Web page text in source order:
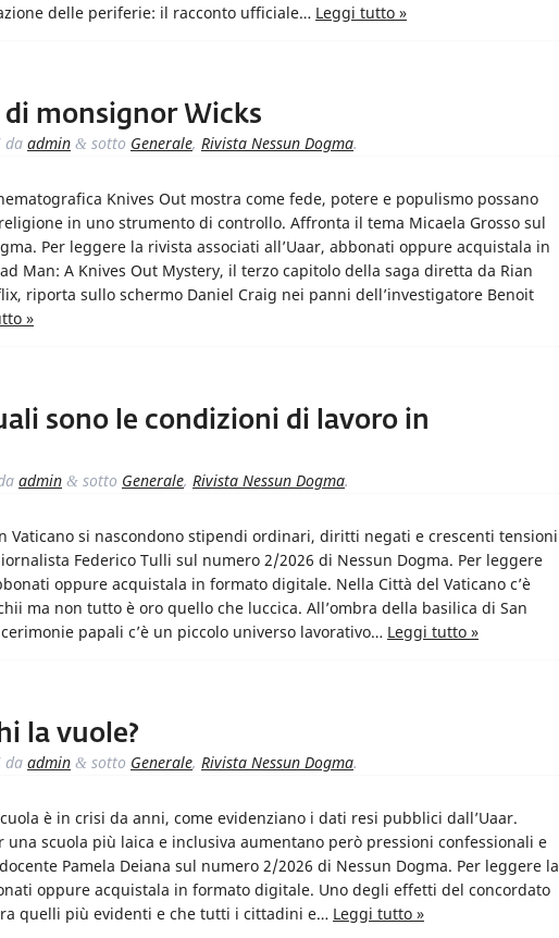
delle periferie: il racconto ufficiale… Leggi tutto »
di monsignor Wicks
da admin & sotto Generale, Rivista Nessun Dogma.
Knives Out mostra come fede, potere e populismo possano
in uno strumento di controllo. Affronta il tema Micaela Grosso sul
Per leggere la rivista associati all’Uaar, abbonati oppure acquistala in
Man: A Knives Out Mystery, il terzo capitolo della saga diretta da Rian
riporta sullo schermo Daniel Craig nei panni dell’investigatore Benoit
»
sono le condizioni di lavoro in
admin & sotto Generale, Rivista Nessun Dogma.
Vaticano si nascondono stipendi ordinari, diritti negati e crescenti tensioni
Federico Tulli sul numero 2/2026 di Nessun Dogma. Per leggere
oppure acquistala in formato digitale. Nella Città del Vaticano c’è
ma non tutto è oro quello che luccica. All’ombra della basilica di San
papali c’è un piccolo universo lavorativo… Leggi tutto »
la vuole?
da admin & sotto Generale, Rivista Nessun Dogma.
è in crisi da anni, come evidenziano i dati resi pubblici dall’Uaar.
una scuola più laica e inclusiva aumentano però pressioni confessionali e
Pamela Deiana sul numero 2/2026 di Nessun Dogma. Per leggere la
oppure acquistala in formato digitale. Uno degli effetti del concordato
quelli più evidenti e che tutti i cittadini e… Leggi tutto »